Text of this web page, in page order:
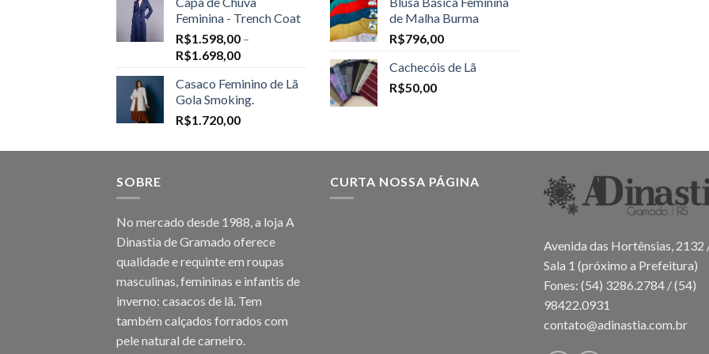
Feminina - Trench Coat
R$1.598,00 –
R$1.698,00Price
R$1.598,00
through
R$1.698,00
Casaco Feminino de Lã
Gola Smoking.
R$1.720,00
de Malha Burma
R$796,00
Cachecóis de Lã
R$50,00
SOBRE
No mercado desde 1988, a loja A
Dinastia de Gramado oferece
qualidade e requinte em roupas
masculinas, femininas e infantis de
inverno: casacos de lã. Tem
também calçados forrados com
pele natural de carneiro.
CURTA NOSSA PÁGINA
Avenida das Hortênsias, 2132
Sala 1 (próximo a Prefeitura)
Fones: (54) 3286.2784 / (54)
98422.0931
contato@adinastia.com.br